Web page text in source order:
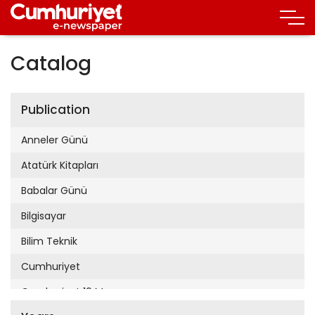
Catalog
Publication
Anneler Günü
Atatürk Kitapları
Babalar Günü
Bilgisayar
Bilim Teknik
Cumhuriyet
Cumhuriyet 19 Mayıs